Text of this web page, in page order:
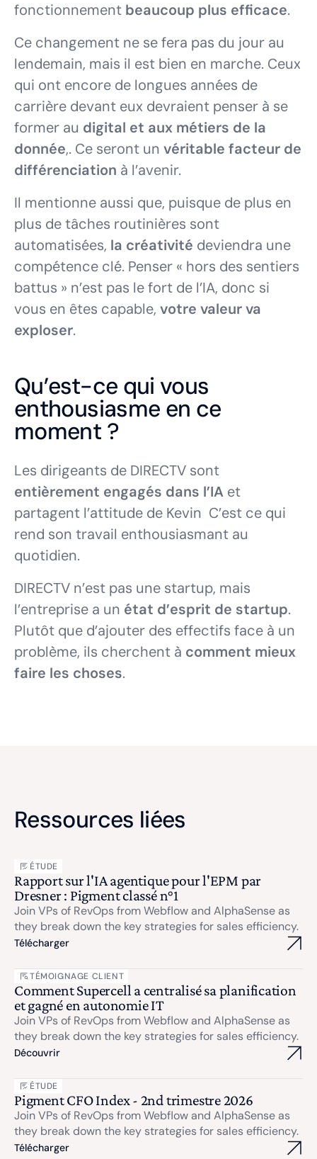
fonctionnement beaucoup plus efficace.
Ce changement ne se fera pas du jour au
lendemain, mais il est bien en marche. Ceux
qui ont encore de longues années de
carrière devant eux devraient penser à se
former au digital et aux métiers de la
donnée,. Ce seront un véritable facteur de
différenciation à l’avenir.
Il mentionne aussi que, puisque de plus en
plus de tâches routinières sont
automatisées, la créativité deviendra une
compétence clé. Penser « hors des sentiers
battus » n’est pas le fort de l’IA, donc si
vous en êtes capable, votre valeur va
exploser.
Qu’est-ce qui vous
enthousiasme en ce
moment ?
Les dirigeants de DIRECTV sont
entièrement engagés dans l’IA et
partagent l’attitude de Kevin C’est ce qui
rend son travail enthousiasmant au
quotidien.
DIRECTV n’est pas une startup, mais
l’entreprise a un état d’esprit de startup.
Plutôt que d’ajouter des effectifs face à un
problème, ils cherchent à comment mieux
faire les choses.
Ressources liées
ÉTUDE
Rapport sur l'IA agentique pour l'EPM par
Dresner : Pigment classé n°1
Join VPs of RevOps from Webflow and AlphaSense as
they break down the key strategies for sales efficiency.
Télécharger
TÉMOIGNAGE CLIENT
Comment Supercell a centralisé sa planification
et gagné en autonomie IT
Join VPs of RevOps from Webflow and AlphaSense as
they break down the key strategies for sales efficiency.
Découvrir
ÉTUDE
Pigment CFO Index - 2nd trimestre 2026
Join VPs of RevOps from Webflow and AlphaSense as
they break down the key strategies for sales efficiency.
Télécharger